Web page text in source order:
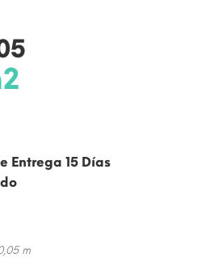
Entrega 15 Días
m